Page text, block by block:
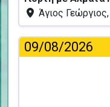
Άγιος
09/08/2026